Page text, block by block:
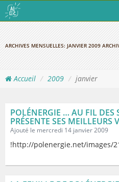
ARCHIVES MENSUELLES: JANVIER 2009
Accueil 2009 janvier
POLÉNERGIE … AU FIL DES
PRÉSENTE SES MEILLEURS
Ajouté le mercredi 14 janvier 2009
!http://polenergie.net/images/